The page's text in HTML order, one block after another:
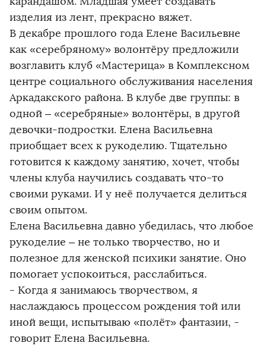
изделия из лент, прекрасно вяжет.
В декабре прошлого года Елене Васильевне
как «серебряному» волонтёру предложили
возглавить клуб «Мастерица» в Комплексном
центре социального обслуживания населения
Аркадакского района. В клубе две группы: в
одной – «серебряные» волонтёры, в другой
девочки-подростки. Елена Васильевна
приобщает всех к рукоделию. Тщательно
готовится к каждому занятию, хочет, чтобы
члены клуба научились создавать что-то
своими руками. И у неё получается делиться
своим опытом.
Елена Васильевна давно убедилась, что любое
рукоделие – не только творчество, но и
полезное для женской психики занятие. Оно
помогает успокоиться, расслабиться.
- Когда я занимаюсь творчеством, я
наслаждаюсь процессом рождения той или
иной вещи, испытываю «полёт» фантазии, -
говорит Елена Васильевна.